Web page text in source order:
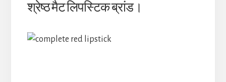
श्रेष्ठ मैट लिपस्टिक ब्रांड।